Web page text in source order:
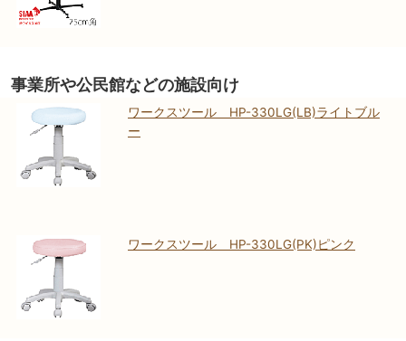
事業所や公民館などの施設向け
ワークスツール HP-330LG(LB)ライトブル
ー
ワークスツール HP-330LG(PK)ピンク